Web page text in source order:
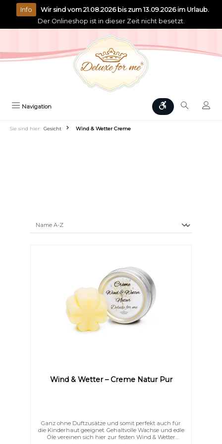
springen
Info
Wir sind vom 21.08.2026 bis zum 13.09.2026 im Urlaub.
Der Onlineshop ist in dieser Zeit nicht besetzt.
Navigation Werkzeugleiste
Sie sind hier: Gesicht Wind & Wetter Creme
Wind & Wetter – Creme Natur Pur
Ganz ohne Duftzusätze und somit perfekt auch für
die Kinderhaut geeignet. Gehaltvolle Wachse und edle
Öle vereinen sich hier zur festen Wind & Wetter
Farben invertieren Monochrom